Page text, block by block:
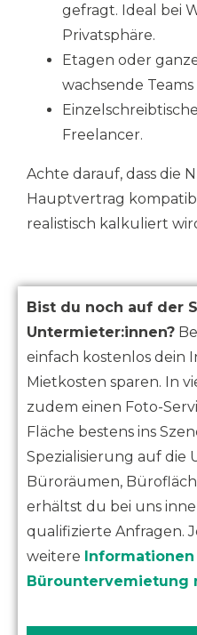
gefragt. Ideal bei
Privatsphäre.
Etagen oder
wachsende
Freelancer.
Achte darauf, dass die
Hauptvertrag
realistisch kalkuliert
Bist du noch auf der
Untermieter:innen?
einfach kostenlos dein
Mietkosten sparen. In
zudem einen Foto-
Fläche bestens ins
Spezialisierung auf
Büroräumen,
erhältst du bei uns
qualifizierte Anfragen.
weitere
Bürountervemietung